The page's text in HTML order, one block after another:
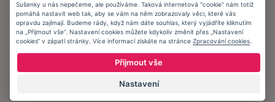
Informační memorandum
Zůstaňte s námi v kontaktu.
Sušenky u nás nepečeme, ale používáme. Taková internetová "cookie" nám totiž
pomáhá nastavit web tak, aby se vám na něm zobrazovaly věci, které vás
opravdu zajímají. Budeme rády, když nám dáte souhlas, který vyjádříte kliknutím
na „Přijmout vše“. Nastavení cookies můžete kdykoliv změnit přes „Nastavení
cookies“ v zápatí stránky. Více informací získáte na stránce Zpracování cookies
Přijmout vše
Nastavení